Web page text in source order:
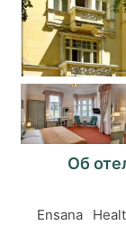
Об
Ensana